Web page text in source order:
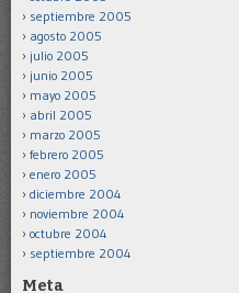
septiembre 2005
agosto 2005
julio 2005
junio 2005
mayo 2005
abril 2005
marzo 2005
febrero 2005
enero 2005
diciembre 2004
noviembre 2004
octubre 2004
septiembre 2004
Meta